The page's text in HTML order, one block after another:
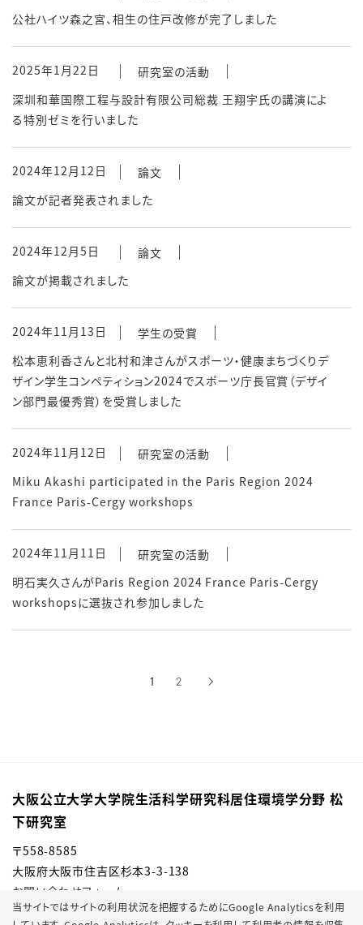
公社ハイツ森之宮、相生の住戸改修が完了しました
2025年1月22日
研究室の活動
深圳和華国際工程与設計有限公司総裁 王翔宇氏の講演によ
る特別ゼミを行いました
2024年12月12日
論文
論文が記者発表されました
2024年12月5日
論文
論文が掲載されました
2024年11月13日
学生の受賞
松本恵利香さんと北村和津さんがスポーツ・健康まちづくりデ
ザイン学生コンペティション2024でスポーツ庁長官賞（デザイ
ン部門最優秀賞）を受賞しました
2024年11月12日
研究室の活動
Miku Akashi participated in the Paris Region 2024
France Paris-Cergy workshops
2024年11月11日
研究室の活動
明石実久さんがParis Region 2024 France Paris-Cergy
workshopsに選抜され参加しました
1 2 ›次へ
当サイトではサイトの利用状況を把握するためにGoogle Analyticsを利用
大阪公立大学大学院生活科学研究科居住環境学分野 松
下研究室
〒558-8585
大阪府大阪市住吉区杉本3-3-138
お問い合わせフォーム